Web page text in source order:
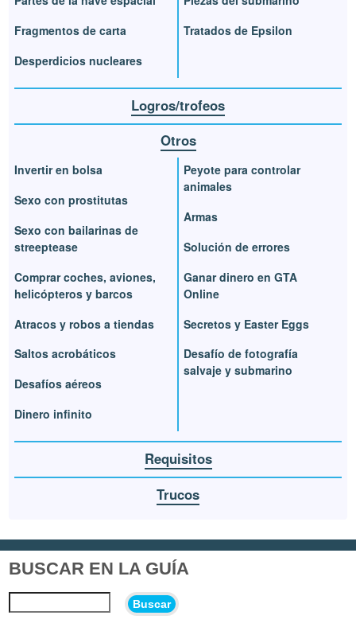
Fragmentos de carta
Desperdicios nucleares
Tratados de Epsilon
Logros/trofeos
Otros
Invertir en bolsa
Sexo con prostitutas
Sexo con bailarinas de
streeptease
Comprar coches, aviones,
helicópteros y barcos
Atracos y robos a tiendas
Saltos acrobáticos
Desafíos aéreos
Dinero infinito
Peyote para controlar
animales
Armas
Solución de errores
Ganar dinero en GTA
Online
Secretos y Easter Eggs
Desafío de fotografía
salvaje y submarino
Requisitos
Trucos
BUSCAR EN LA GUÍA
Buscar